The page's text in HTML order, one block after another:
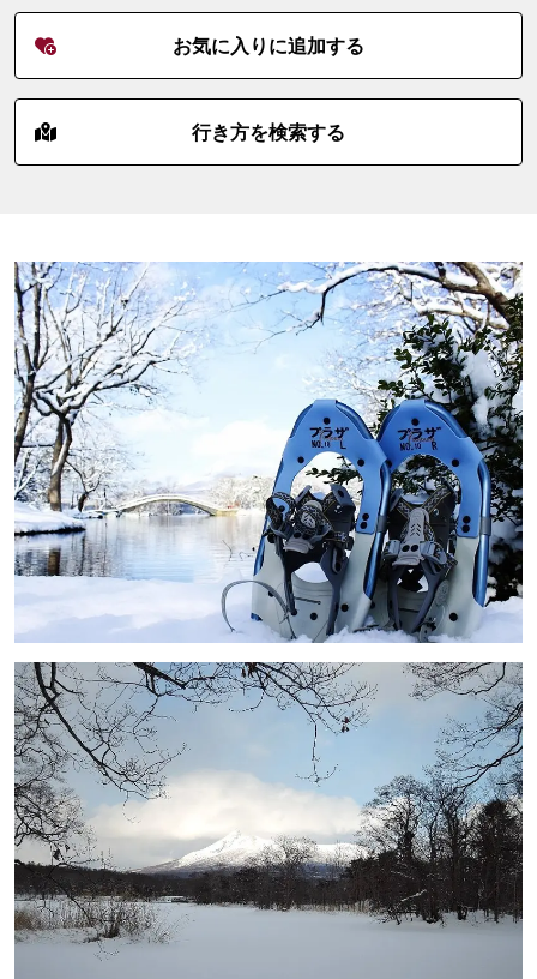
お気に入りに追加する
行き方を検索する